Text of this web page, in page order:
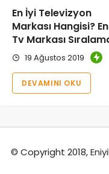
En İyi Televizyon
Markası Hangisi?
Tv Markası
19 Ağustos 2019
DEVAMINI OKU
© Copyright 2018,